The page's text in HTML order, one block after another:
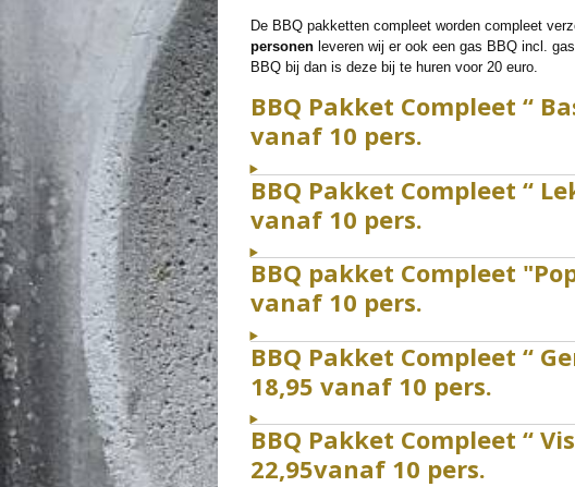
De BBQ pakketten compleet worden compleet
personen leveren wij er ook een gas BBQ incl.
BBQ bij dan is deze bij te huren voor 20 euro.
BBQ Pakket Compleet “
vanaf 10 pers.
BBQ Pakket Compleet “
vanaf 10 pers.
BBQ pakket Compleet
vanaf 10 pers.
BBQ Pakket Compleet “
18,95 vanaf 10 pers.
BBQ Pakket Compleet “
22,95vanaf 10 pers.